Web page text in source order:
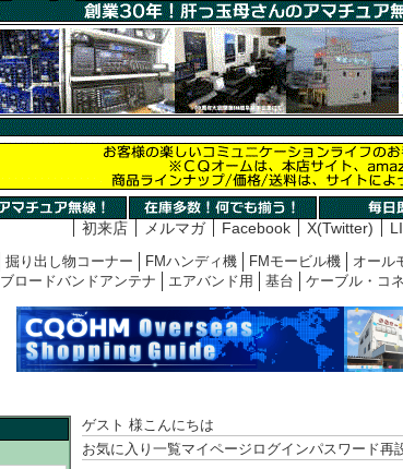
初来店 メルマガ Facebook X(Twitter)
掘り出し物コーナー FMハンディ機 FMモービル機 オール
ブロードバンドアンテナ
エアバンド用 基台 ケーブル・コ
ゲスト 様こんにちは
お気に入り一覧マイページ ログインパスワード再